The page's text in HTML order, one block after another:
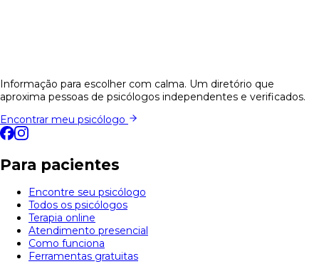
Informação para escolher com calma. Um diretório que
aproxima pessoas de psicólogos independentes e verificados.
Encontrar meu psicólogo
Para pacientes
Encontre seu psicólogo
Todos os psicólogos
Terapia online
Atendimento presencial
Como funciona
Ferramentas gratuitas